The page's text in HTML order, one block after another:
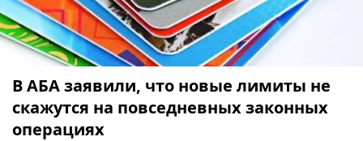
В АБА заявили, что новые лимиты не
скажутся на повседневных законных
операциях